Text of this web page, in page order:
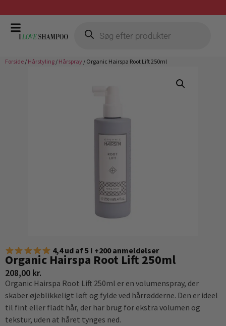
Gratis fragt ved køb over 399,-
Forside / Hårstyling / Hårspray / Organic Hairspa Root Lift 250ml
4,4 ud af 5 I +200 anmeldelser
Organic Hairspa Root Lift 250ml
208,00 kr.
Organic Hairspa Root Lift 250ml er en volumenspray, der
skaber øjeblikkeligt løft og fylde ved hårrødderne. Den er ideel
til fint eller fladt hår, der har brug for ekstra volumen og
tekstur, uden at håret tynges ned.